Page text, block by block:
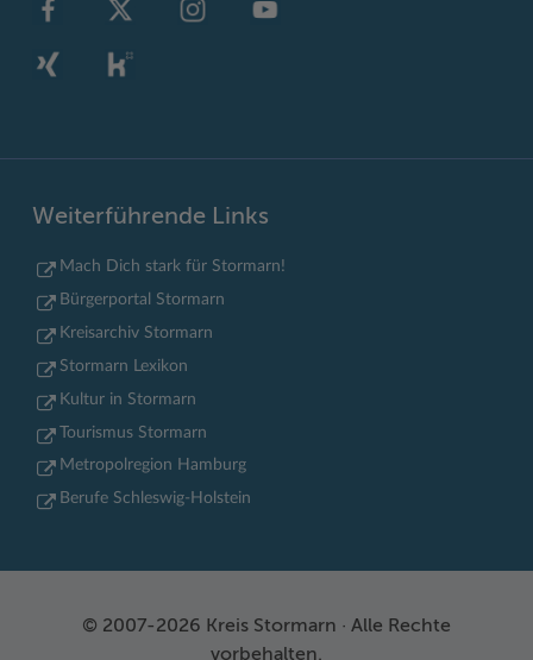
Weiterführende Links
Mach Dich stark für Stormarn!
Bürgerportal Stormarn
Kreisarchiv Stormarn
Stormarn Lexikon
Kultur in Stormarn
Tourismus Stormarn
Metropolregion Hamburg
Berufe Schleswig-Holstein
© 2007-2026 Kreis Stormarn · Alle Rechte
vorbehalten.